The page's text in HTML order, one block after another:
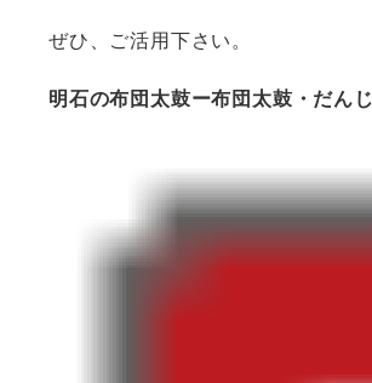
ぜひ、ご活用下さい。
明石の布団太鼓ー布団太鼓・だん